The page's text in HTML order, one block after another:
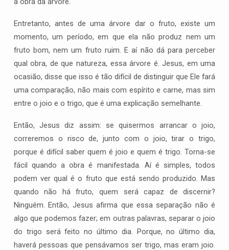
Entretanto, antes de uma árvore dar o fruto, existe um
momento, um período, em que ela não produz nem um
fruto bom, nem um fruto ruim. E aí não dá para perceber
qual obra, de que natureza, essa árvore é. Jesus, em uma
ocasião, disse que isso é tão difícil de distinguir que Ele fará
uma comparação, não mais com espírito e carne, mas sim
entre o joio e o trigo, que é uma explicação semelhante.
Então, Jesus diz assim: se quisermos arrancar o joio,
correremos o risco de, junto com o joio, tirar o trigo,
porque é difícil saber quem é joio e quem é trigo. Torna-se
fácil quando a obra é manifestada. Aí é simples, todos
podem ver qual é o fruto que está sendo produzido. Mas
quando não há fruto, quem será capaz de discernir?
Ninguém. Então, Jesus afirma que essa separação não é
algo que podemos fazer; em outras palavras, separar o joio
do trigo será feito no último dia. Porque, no último dia,
haverá pessoas que pensávamos ser trigo, mas eram joio.